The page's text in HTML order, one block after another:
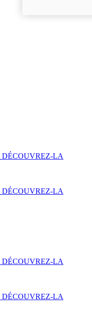
DÉCOUVREZ-LA
DÉCOUVREZ-LA
DÉCOUVREZ-LA
DÉCOUVREZ-LA